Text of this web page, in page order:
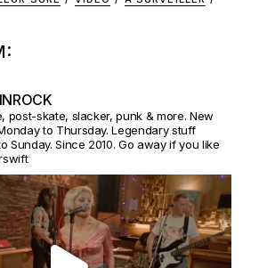
post-skate, slacker, punk & more. New
to Thursday. Legendary stuff
Sunday. Since 2010. Go away if you like